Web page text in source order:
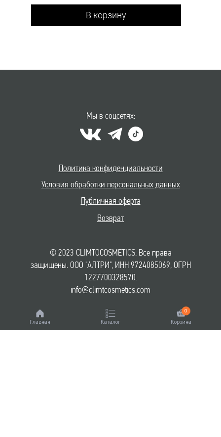
В корзину
Главная Каталог Корзина
0
Мы в соцсетях:
Политика конфиденциальности
Условия обработки персональных данных
Публичная оферта
Возврат
© 2023 CLIMTOCOSMETICS. Все права
защищены. ООО "АЛТРИ", ИНН 9724085069, ОГРН
1227700328570.
info@climtcosmetics.com